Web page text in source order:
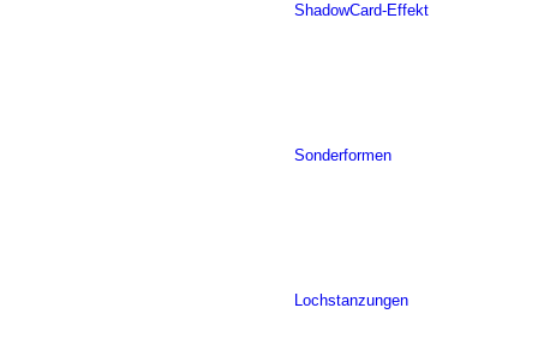
ShadowCard-Effekt
Sonderformen
Lochstanzungen